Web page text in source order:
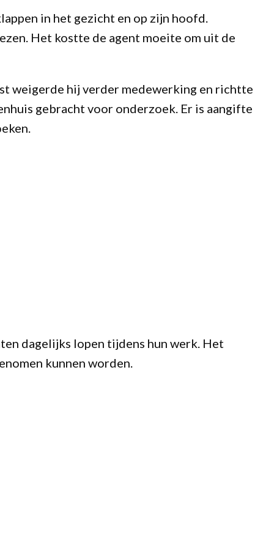
in het gezicht en op zijn hoofd.
Het kostte de agent moeite om uit de
weigerde hij verder medewerking en richtte
gebracht voor onderzoek. Er is aangifte
dagelijks lopen tijdens hun werk. Het
kunnen worden.